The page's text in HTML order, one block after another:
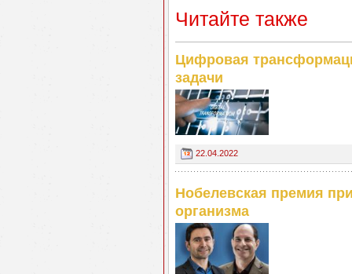
Читайте также
Цифровая
задачи
22.04.2022
Нобелевская премия
организма